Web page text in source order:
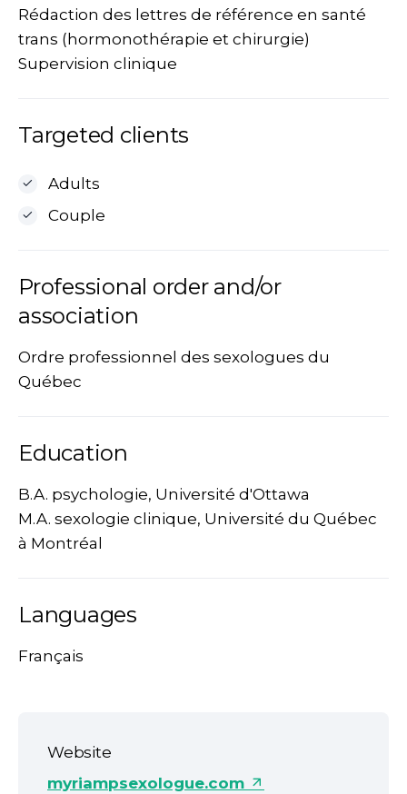
Rédaction des lettres de référence en santé
trans (hormonothérapie et chirurgie)
Supervision clinique
Targeted clients
Adults
Couple
Professional order and/or
association
Ordre professionnel des sexologues du
Québec
Education
B.A. psychologie, Université d'Ottawa
M.A. sexologie clinique, Université du Québec
à Montréal
Languages
Français
Website
myriampsexologue.com